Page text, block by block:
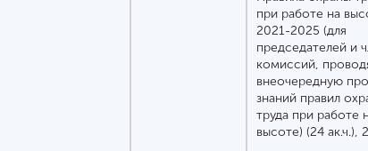
при работе на
2021-2025 (для
председателей и
комиссий,
внеочередную
знаний правил
труда при работе
высоте) (24 ак.ч.),